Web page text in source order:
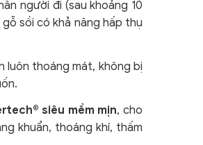
người đi (sau khoảng 10
sồi có khả năng hấp thụ
luôn thoáng mát, không bị
siêu mềm mịn, cho
khuẩn, thoáng khí, thấm